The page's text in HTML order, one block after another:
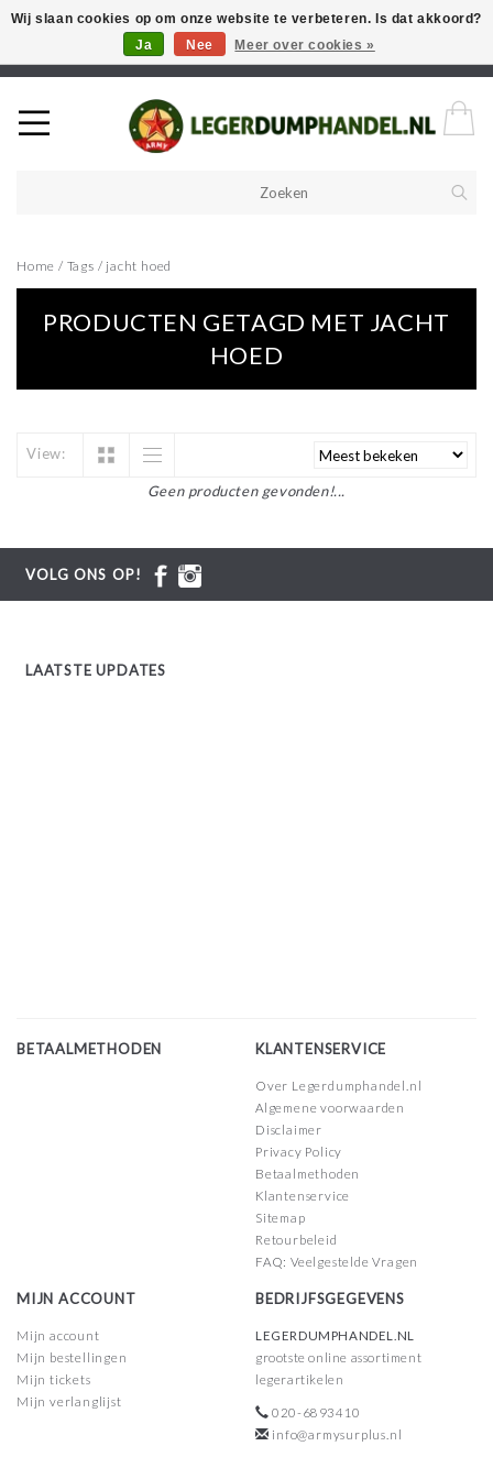
Welkom in onze webshop! Als u een product zoekt en deze niet kan
vinden in de webwinkel, neem vooral contact op!
Home / Tags / jacht hoed
PRODUCTEN GETAGD MET JACHT
HOED
View:
Geen producten gevonden!...
VOLG ONS OP!
LAATSTE UPDATES
BETAALMETHODEN KLANTENSERVICE
Over Legerdumphandel.nl
Algemene voorwaarden
Disclaimer
Privacy Policy
Betaalmethoden
Klantenservice
Sitemap
Retourbeleid
FAQ: Veelgestelde Vragen
MIJN ACCOUNT
Mijn account
Mijn bestellingen
Mijn tickets
Mijn verlanglijst
BEDRIJFSGEGEVENS
LEGERDUMPHANDEL.NL
grootste online assortiment
legerartikelen
020-6893410
info@armysurplus.nl
Wij slaan cookies op om onze website te verbeteren. Is dat akkoord?
Ja
Nee Meer over cookies »